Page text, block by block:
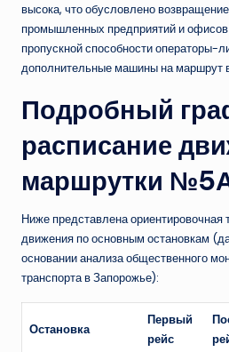
высока, что обусловлено
промышленных предприятий и
пропускной способности операторы-
дополнительные машины на маршрут
Подробный
расписание
маршрутки
Ниже представлена ориентировочная
движения по основным остановкам
основании анализа общественного
транспорта в Запорожье):
Остановка
Первый
рейс